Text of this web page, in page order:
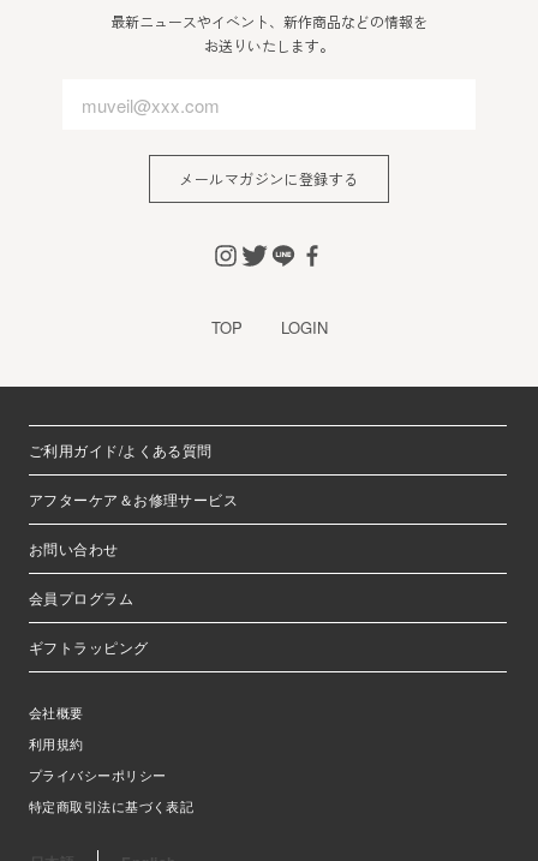
最新ニュースやイベント、新作商品などの情報を
お送りいたします。
メールマガジンに登録する
TOP LOGIN
ご利用ガイド/よくある質問
アフターケア＆お修理サービス
お問い合わせ
会員プログラム
ギフトラッピング
会社概要
利用規約
プライバシーポリシー
特定商取引法に基づく表記